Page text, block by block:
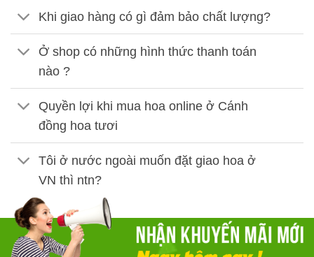
Khi giao hàng có gì đảm bảo chất lượng?
Ở shop có những hình thức thanh toán
nào ?
Quyền lợi khi mua hoa online ở Cánh
đồng hoa tươi
Tôi ở nước ngoài muốn đặt giao hoa ở
VN thì ntn?